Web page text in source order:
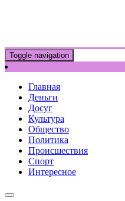
Toggle navigation
Главная
Деньги
Досуг
Культура
Общество
Политика
Происшествия
Спорт
Интересное